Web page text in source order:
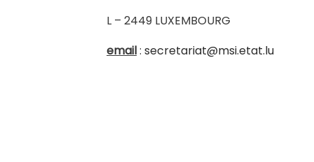
L – 2449 LUXEMBOURG
email: secretariat@msi.etat.lu